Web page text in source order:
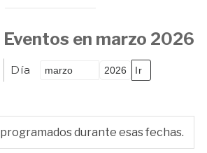
Eventos en marzo 2026
Día
durante esas fechas.